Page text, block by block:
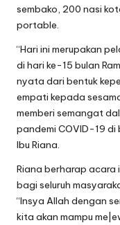
sembako, 200 nasi
portable.
“Hari ini merupakan
di hari ke-15 bulan
nyata dari bentuk
empati kepada
memberi semangat
pandemi COVlD-19 di
Ibu Riana.
Riana berharap
bagi seluruh
“lnsya Allah dengan
kita akan mampu